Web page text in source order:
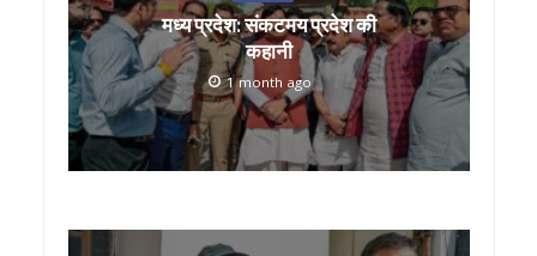
मध्य प्रदेश: संकटमय प्रदेश की
कहानी
1 month ago